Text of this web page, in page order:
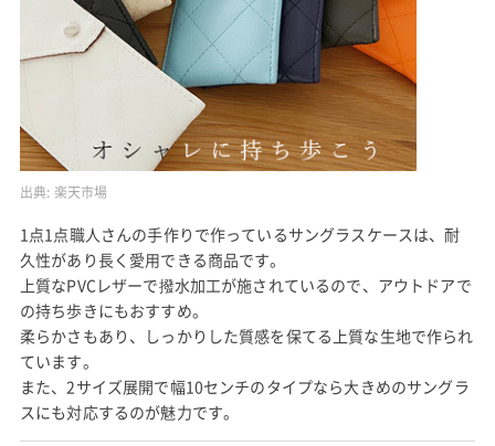
出典: 楽天市場
1点1点職人さんの手作りで作っているサングラスケースは、耐
久性があり長く愛用できる商品です。
上質なPVCレザーで撥水加工が施されているので、アウトドアで
の持ち歩きにもおすすめ。
柔らかさもあり、しっかりした質感を保てる上質な生地で作られ
ています。
また、2サイズ展開で幅10センチのタイプなら大きめのサングラ
スにも対応するのが魅力です。